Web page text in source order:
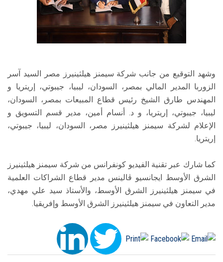
وشهد التوقيع من جانب شركة سيمنز هيلثينيرز مصر السيد آسر
الزوربا المدير المالي بمصر، السودان، ليبيا، جيبوتي، إريتريا و
المهندس طارق الشيخ رئيس قطاع المبيعات بمصر، السودان،
ليبيا، جيبوتي، إريتريا، و د. أنسام أمين، مدير قسم التسويق و
الإعلام لشركة سيمنز هيلثينيرز مصر، السودان، ليبيا، جيبوتي،
إريتريا.
كما شارك عبر تقنية الفيديو كونفرانس من شركة سيمنز هيلثينيرز
الشرق الأوسط ايجانسيو ڤالينس مدير قطاع الشراكات العلمية
في سيمنز هيلثينيرز الشرق الأوسط، والأستاذ سيد علي مهدي،
مدير التعاون في سيمنز هيلثينيرز الشرق الأوسط وإفريقيا.